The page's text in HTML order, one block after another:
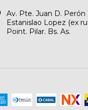
Av. Pte. Juan D. Perón
Estanislao Lopez (ex
Point. Pilar. Bs. As.